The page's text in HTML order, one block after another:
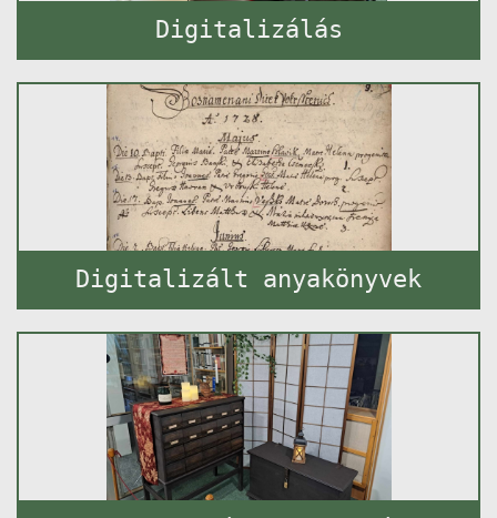
Digitalizálás
Digitalizált anyakönyvek